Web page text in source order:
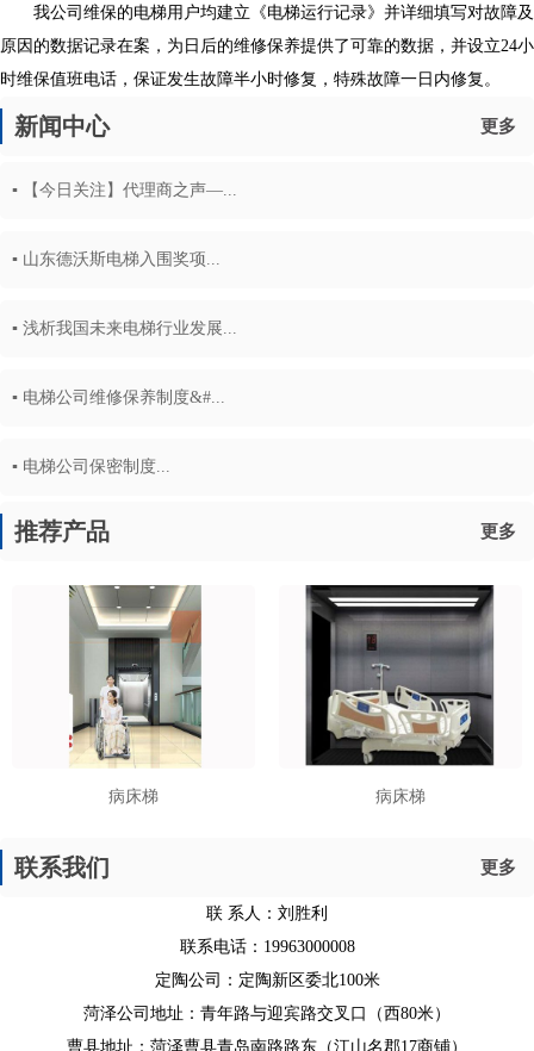
我公司维保的电梯用户均建立《电梯运行记录》并详细填写对故障及
原因的数据记录在案，为日后的维修保养提供了可靠的数据，并设立24小
时维保值班电话，保证发生故障半小时修复，特殊故障一日内修复。
新闻中心 更多
▪ 【今日关注】代理商之声—...
▪ 山东德沃斯电梯入围奖项...
▪ 浅析我国未来电梯行业发展...
▪ 电梯公司维修保养制度&#...
▪ 电梯公司保密制度...
推荐产品 更多
病床梯 病床梯
联系我们 更多
联 系人：刘胜利
联系电话：19963000008
定陶公司：定陶新区委北100米
菏泽公司地址：青年路与迎宾路交叉口（西80米）
曹县地址：菏泽曹县青岛南路路东（江山名郡17商铺）